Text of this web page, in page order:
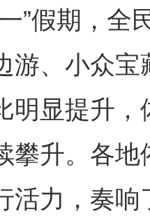
假期，全
游、小众
明显提升
攀升。各
活力，奏响